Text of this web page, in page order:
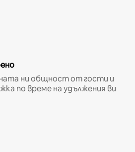
ни общност от гости и
по време на удължения ви